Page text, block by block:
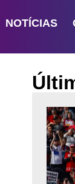
NOTÍCIAS